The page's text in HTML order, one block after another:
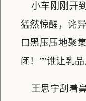
小车刚刚开
猛然惊醒，诧
口黑压压地聚
闭！”“谁让乳
王思宇刮着